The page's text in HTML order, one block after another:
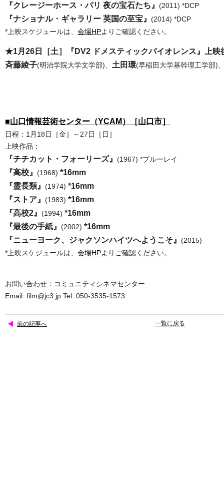
『クレージーホース・パリ 夜の宝石たち』 (2011) *DCP
『ナショナル・ギャラリー 英国の至宝』 (2014) *DCP
*上映スケジュールは、 会場HPよりご確認ください。
★1月26日［土］『DV2 ドメスティックバイオレンス』上映
斉藤綾子(明治学院大学文学部)、 土田環(早稲田大学基幹理工学部)
■山口情報芸術センター（YCAM）［山口市］
日程：1月18日［金］～27日［日］
上映作品：
『チチカット・フォーリーズ』 (1967) *ブルーレイ
『高校』 (1968) *16mm
『霊長類』 (1974) *16mm
『ストア』 (1983) *16mm
『高校2』 (1994) *16mm
『最後の手紙』 (2002) *16mm
『ニューヨーク、ジャクソンハイツへようこそ』 (2015)
*上映スケジュールは、 会場HPよりご確認ください。
お問い合わせ：コミュニティシネマセンター
Email: film@jc3.jp Tel: 050-3535-1573
前の記事へ 一覧に戻る